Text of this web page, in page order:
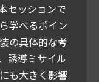
セッションで
学べるポイン
の具体的な考
誘導ミサイル
も大きく影響